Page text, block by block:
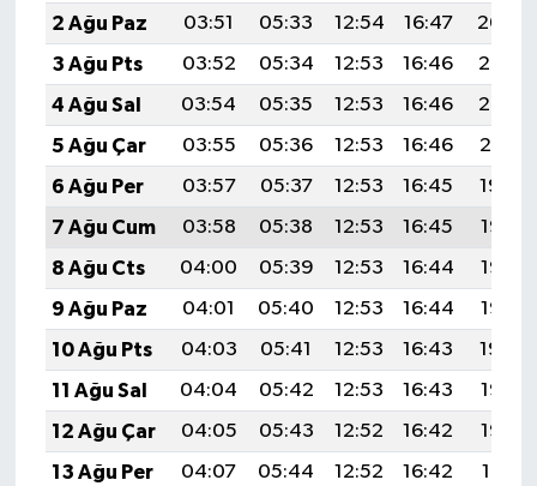
2 Ağu Paz
03:51 05:33 12:54 16:47
20:04
3 Ağu Pts
03:52 05:34 12:53 16:46
20:03
4 Ağu Sal
03:54 05:35 12:53 16:46
20:02
5 Ağu Çar
03:55 05:36 12:53 16:46
20:01
6 Ağu Per
03:57 05:37 12:53 16:45
19:59
7 Ağu Cum
03:58 05:38 12:53 16:45
19:58
8 Ağu Cts
04:00 05:39 12:53 16:44
19:57
9 Ağu Paz
04:01 05:40 12:53 16:44
19:56
10 Ağu Pts
04:03 05:41 12:53 16:43
19:54
11 Ağu Sal
04:04 05:42 12:53 16:43
19:53
12 Ağu Çar
04:05 05:43 12:52 16:42
19:52
13 Ağu Per
04:07 05:44 12:52 16:42
19:51